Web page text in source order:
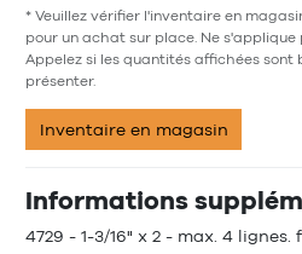
* Veuillez vérifier l'inventaire en
pour un achat sur place. Ne s'applique
Appelez si les quantités affichées sont
présenter.
Inventaire en magasin
Informations
4729 - 1-3/16" x 2 - max. 4 lignes.